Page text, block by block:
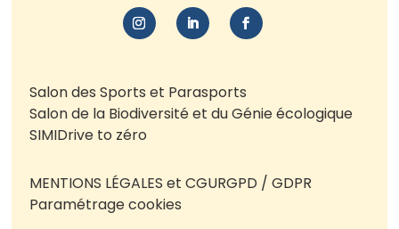
Salon des Sports et Parasports
Salon de la Biodiversité et du Génie écologique
SIMIDrive to zéro
MENTIONS LÉGALES et CGURGPD / GDPR
Paramétrage cookies